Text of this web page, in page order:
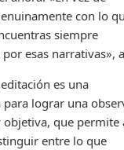
con lo
siempre
esas narrativas»,
es una
lograr una
objetiva, que permite
entre lo que